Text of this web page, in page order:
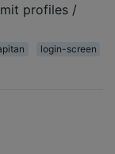
profiles /
login-screen